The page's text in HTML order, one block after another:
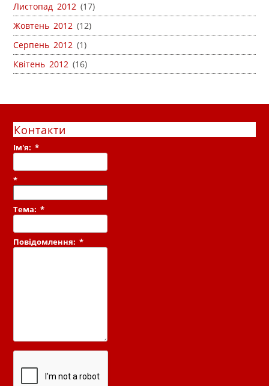
Листопад 2012 (17)
Жовтень 2012 (12)
Серпень 2012 (1)
Квітень 2012 (16)
Контакти
Ім'я:*
*
Тема:*
Повідомлення:*